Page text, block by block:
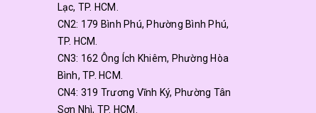
Lạc, TP. HCM.
CN2: 179 Bình Phú, Phường Bình Phú,
TP. HCM.
CN3: 162 Ông Ích Khiêm, Phường Hòa
Bình, TP. HCM.
CN4: 319 Trương Vĩnh Ký, Phường Tân
Sơn Nhì, TP. HCM.